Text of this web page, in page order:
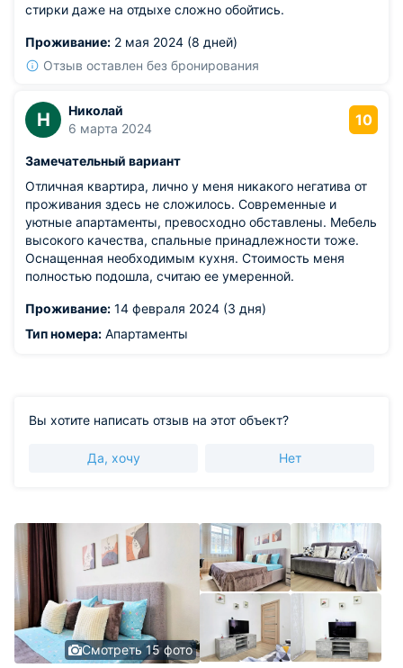
стирки даже на отдыхе сложно обойтись.
Проживание: 2 мая 2024 (8 дней)
Отзыв оставлен без бронирования
Н
Николай
6 марта 2024
10
Замечательный вариант
Отличная квартира, лично у меня никакого негатива от
проживания здесь не сложилось. Современные и
уютные апартаменты, превосходно обставлены. Мебель
высокого качества, спальные принадлежности тоже.
Оснащенная необходимым кухня. Стоимость меня
полностью подошла, считаю ее умеренной.
Проживание: 14 февраля 2024 (3 дня)
Тип номера: Апартаменты
Вы хотите написать отзыв на этот объект?
Да, хочу Нет
Смотреть 15 фото